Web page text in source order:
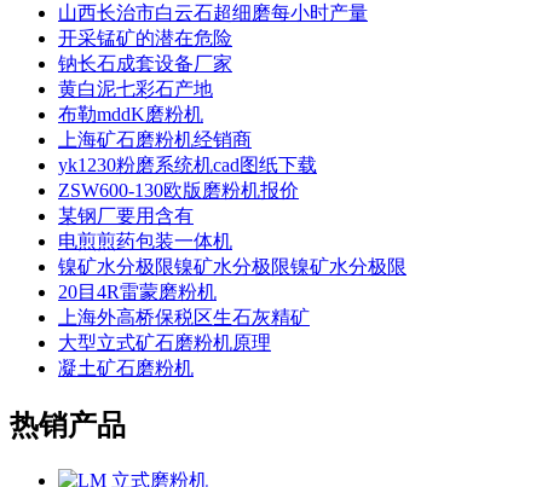
山西长治市白云石超细磨每小时产量
开采锰矿的潜在危险
钠长石成套设备厂家
黄白泥七彩石产地
布勒mddK磨粉机
上海矿石磨粉机经销商
yk1230粉磨系统机cad图纸下载
ZSW600-130欧版磨粉机报价
某钢厂要用含有
电煎煎药包装一体机
镍矿水分极限镍矿水分极限镍矿水分极限
20目4R雷蒙磨粉机
上海外高桥保税区生石灰精矿
大型立式矿石磨粉机原理
凝土矿石磨粉机
热销产品